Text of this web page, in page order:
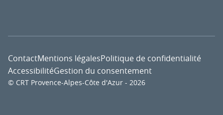
© CRT Provence-Alpes-Côte d'Azur - 2026
ContactMentions légalesPolitique de confidentialité
AccessibilitéGestion du consentement